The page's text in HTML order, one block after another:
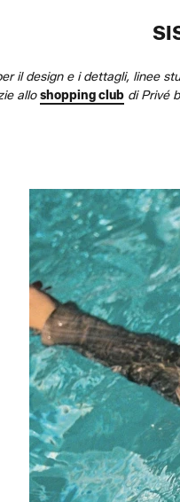
il design e i dettagli, linee
alloshopping clubdi Privé